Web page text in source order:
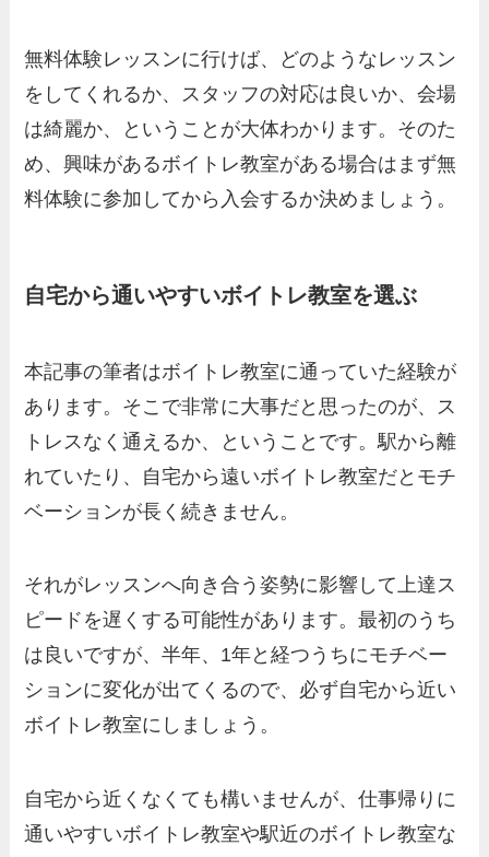
無料体験レッスンに行けば、どのようなレッスン
をしてくれるか、スタッフの対応は良いか、会場
は綺麗か、ということが大体わかります。そのた
め、興味があるボイトレ教室がある場合はまず無
料体験に参加してから入会するか決めましょう。
自宅から通いやすいボイトレ教室を選ぶ
本記事の筆者はボイトレ教室に通っていた経験が
あります。そこで非常に大事だと思ったのが、ス
トレスなく通えるか、ということです。駅から離
れていたり、自宅から遠いボイトレ教室だとモチ
ベーションが長く続きません。
それがレッスンへ向き合う姿勢に影響して上達ス
ピードを遅くする可能性があります。最初のうち
は良いですが、半年、1年と経つうちにモチベー
ションに変化が出てくるので、必ず自宅から近い
ボイトレ教室にしましょう。
自宅から近くなくても構いませんが、仕事帰りに
通いやすいボイトレ教室や駅近のボイトレ教室な